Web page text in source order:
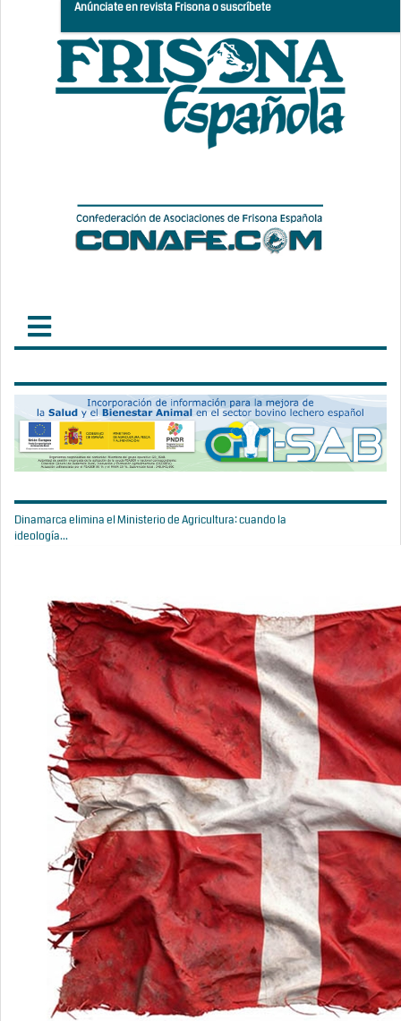
Anúnciate en revista Frisona o suscríbete
Dinamarca elimina el Ministerio de Agricultura: cuando la
ideología...